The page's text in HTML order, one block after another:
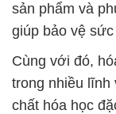
sản phẩm và
giúp bảo vệ
Cùng với đó,
trong nhiều lĩnh
chất hóa học